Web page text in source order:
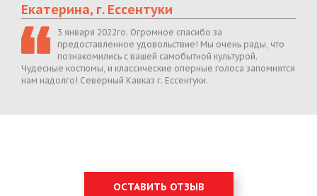
Екатерина, г. Ессентуки
3 января 2022го. Огромное спасибо за
предоставленное удовольствие! Мы очень рады, что
познакомились с вашей самобытной культурой.
Чудесные костюмы, и классические оперные голоса запомнятся
нам надолго! Северный Кавказ г. Ессентуки.
ОСТАВИТЬ ОТЗЫВ